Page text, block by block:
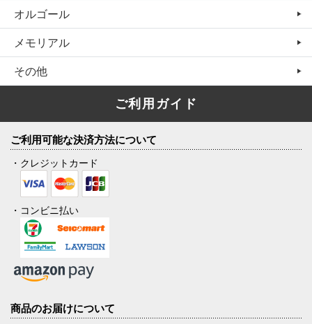
オルゴール
メモリアル
その他
ご利用ガイド
ご利用可能な決済方法について
・クレジットカード
・コンビニ払い
商品のお届けについて